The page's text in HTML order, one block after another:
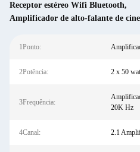
Receptor estéreo Wifi Bluetooth,
Amplificador de alto-falante de
1Ponto:
2Potência: 2 x 50
3Frequência:
20K Hz
4Canal: 2.1